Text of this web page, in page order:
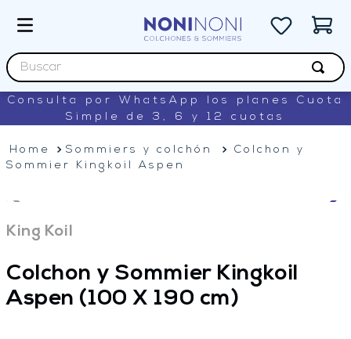
Buscar
Consulta por WhatsApp los planes Cuota
Simple de 3, 6 y 12 cuotas
Sommiers y colchón
Colchon y
Sommier Kingkoil Aspen
King Koil
Colchon y Sommier Kingkoil
Aspen (100 X 190 cm)
TÉRMINOS MÁS BUSCADOS
2.
colchon